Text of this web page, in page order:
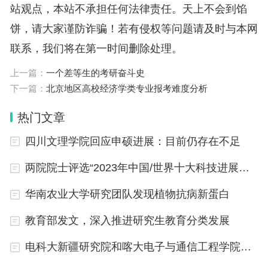
检查，称重量，看做工，都是一模一样的。怎么办？
使者还等着回去汇报呢。泱泱大国，不会连这个小事
都不懂吧？
最后，有一位退位的老大臣说他有办法。皇帝将
使者请到大殿，老臣胸有成足地拿着三根稻草，插入
第一个金人的耳朵里，这稻草从另一边耳朵出来了。
说：第三个金人最有价值！使者默默无语，答案正
确。
心思考的人。上帝给我们两只耳朵一个嘴巴，本来就
站观点，本站不承担任何法律责任。天上不会到馅
饼，请大家谨防诈骗！若有侵权等问题请及时与本网
联系，我们将在第一时间删除处理。
上一篇： 一个差等生的考研奋斗史
下一篇： 北京地区高校经济学类专业报考难度分析
热门文章
四川文理学院回应申硕进展：目前仍存在不足
两院院士评选“2023年中国/世界十大科技进展新闻”将于1月11日发布
华南农业大学研究团队发现植物抗病新蛋白
教育部发文，深入推进研究生教育分类发展
电科大新疆研究院和喀大电子与通信工程学院揭牌筹建